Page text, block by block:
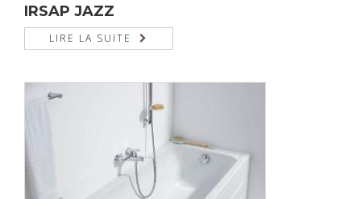
IRSAP JAZZ
LIRE LA SUITE